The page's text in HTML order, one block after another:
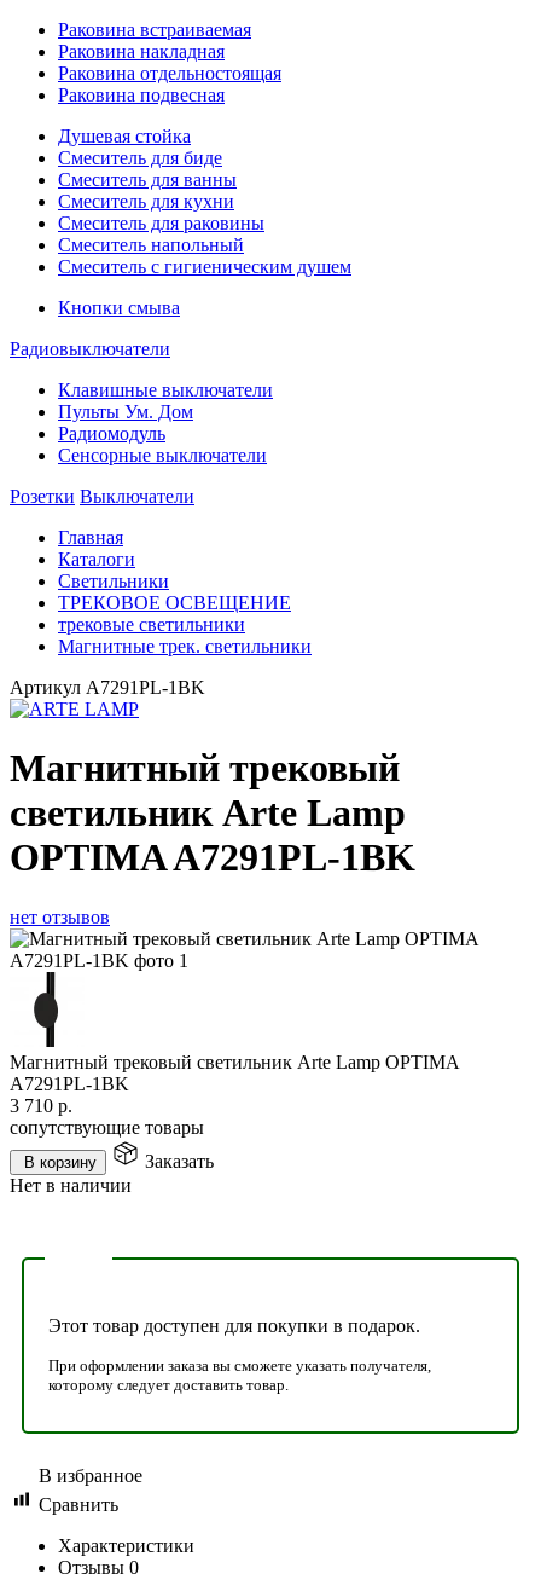
Раковина встраиваемая
Раковина накладная
Раковина отдельностоящая
Раковина подвесная
Душевая стойка
Смеситель для биде
Смеситель для ванны
Смеситель для кухни
Смеситель для раковины
Смеситель напольный
Смеситель с гигиеническим душем
Кнопки смыва
Радиовыключатели
Клавишные выключатели
Пульты Ум. Дом
Радиомодуль
Сенсорные выключатели
Розетки Выключатели
Главная
Каталоги
Светильники
ТРЕКОВОЕ ОСВЕЩЕНИЕ
трековые светильники
Магнитные трек. светильники
Артикул A7291PL-1BK
Магнитный трековый
светильник Arte Lamp
OPTIMA A7291PL-1BK
нет отзывов
Магнитный трековый светильник Arte Lamp OPTIMA
A7291PL-1BK
3 710 р.
сопутствующие товары
В корзину
Заказать
Нет в наличии
Этот товар доступен для покупки в подарок.
При оформлении заказа вы сможете указать получателя,
которому следует доставить товар.
В избранное
Сравнить
Характеристики
Отзывы 0